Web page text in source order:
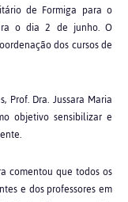
de Formiga para o
o dia 2 de junho. O
dos cursos de
Prof. Dra. Jussara Maria
objetivo sensibilizar e
comentou que todos os
e dos professores em